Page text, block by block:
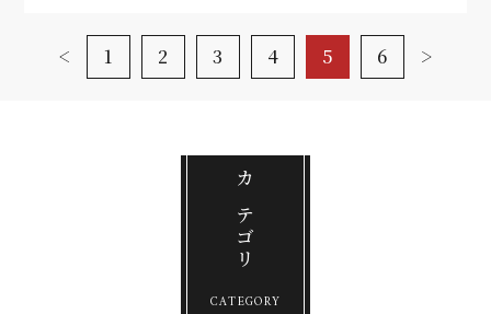
1 2 3 4 5 6
カテゴリ
CATEGORY